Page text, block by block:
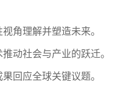
角理解并塑造未来。
动社会与产业的跃迁。
回应全球关键议题。